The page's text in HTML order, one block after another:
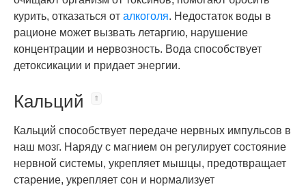
курить, отказаться от алкоголя. Недостаток воды в
рационе может вызвать летаргию, нарушение
концентрации и нервозность. Вода способствует
детоксикации и придает энергии.
Кальций
Кальций способствует передаче нервных импульсов в
наш мозг. Наряду с магнием он регулирует состояние
нервной системы, укрепляет мышцы, предотвращает
старение, укрепляет сон и нормализует